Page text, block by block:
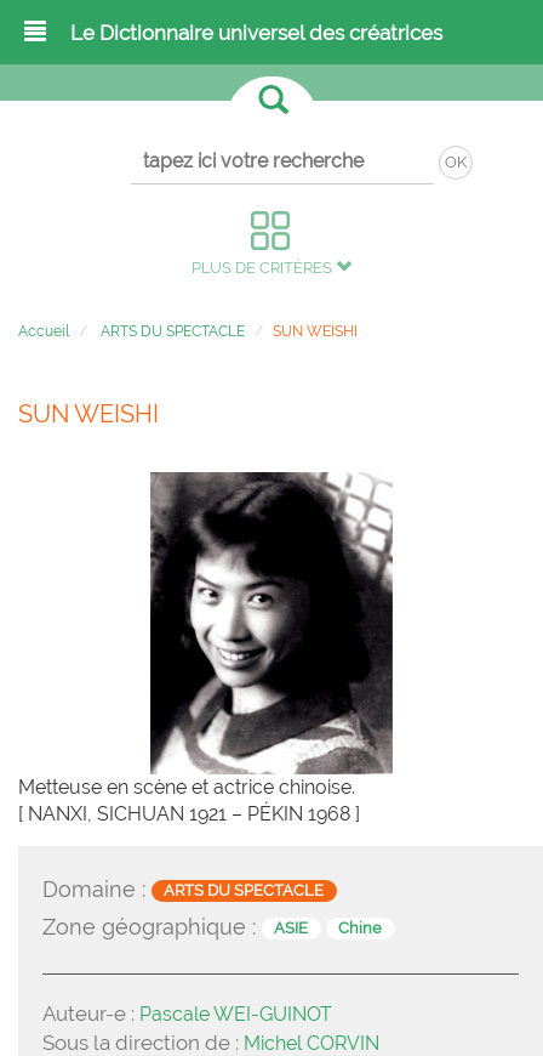
Le Dictionnaire universel des créatrices
OK
PLUS DE CRITÈRES
Accueil ARTS DU SPECTACLE SUN WEISHI
SUN WEISHI
Metteuse en scène et actrice chinoise.
[ NANXI, SICHUAN 1921 – PÉKIN 1968 ]
Domaine : ARTS DU SPECTACLE
Zone géographique : ASIE Chine
Auteur-e : Pascale WEI-GUINOT
Sous la direction de : Michel CORVIN